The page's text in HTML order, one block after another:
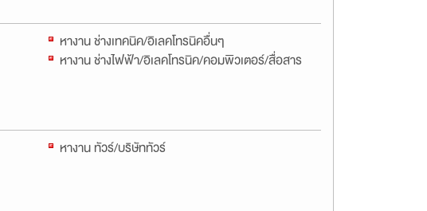
หางาน ช่างเทคนิค/อิเลคโทรนิคอื่นๆ
หางาน ช่างไฟฟ้า/อิเลคโทรนิค/คอมพิวเตอร์/สื่อสาร
หางาน ทัวร์/บริษัททัวร์